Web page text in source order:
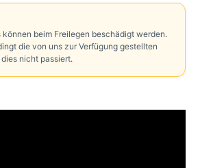
beim Freilegen beschädigt werden.
die von uns zur Verfügung gestellten
nicht passiert.